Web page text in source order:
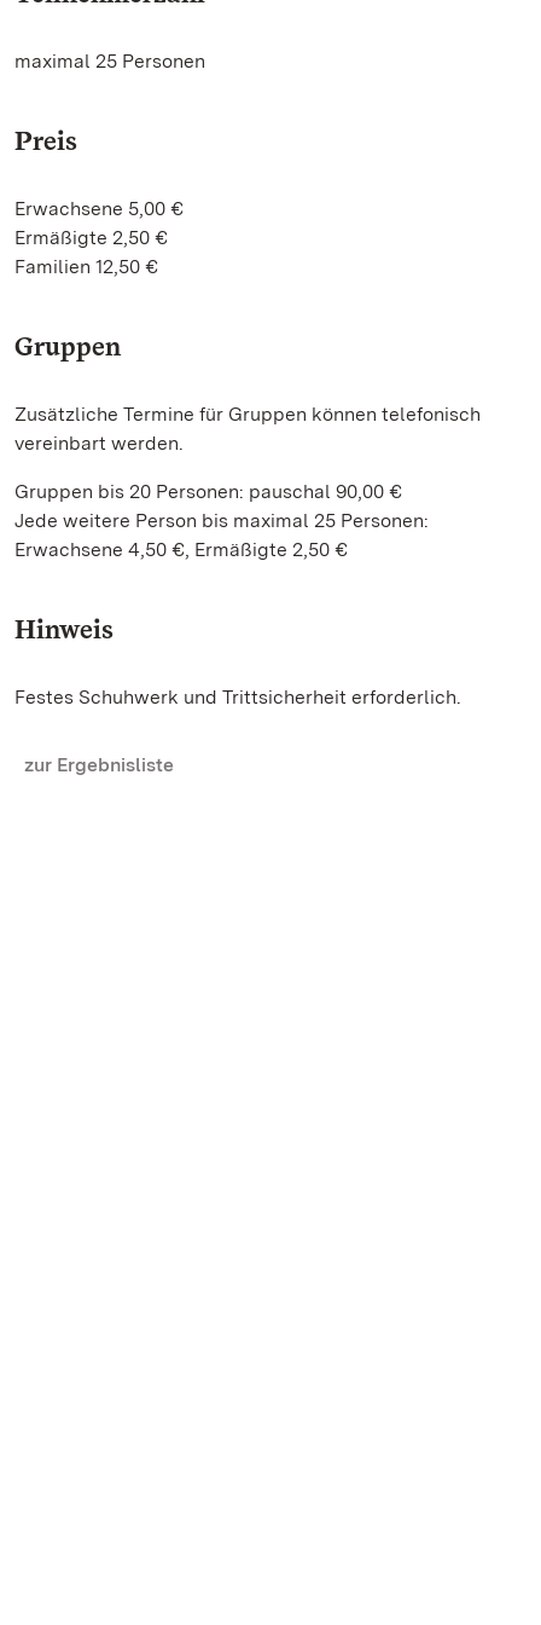
maximal 25 Personen
Preis
Erwachsene 5,00 €
Ermäßigte 2,50 €
Familien 12,50 €
Gruppen
Zusätzliche Termine für Gruppen können telefonisch
vereinbart werden.
Gruppen bis 20 Personen: pauschal 90,00 €
Jede weitere Person bis maximal 25 Personen:
Erwachsene 4,50 €, Ermäßigte 2,50 €
Hinweis
Festes Schuhwerk und Trittsicherheit erforderlich.
zur Ergebnisliste